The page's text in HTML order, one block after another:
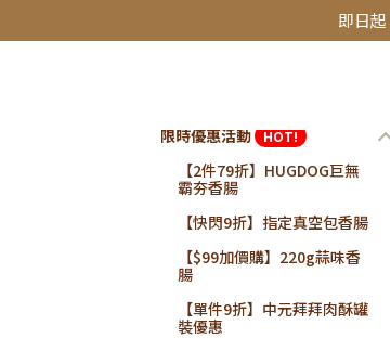
即日
限時優惠活動 HOT!
【2件79折】HUGDOG巨無
霸夯香腸
【快閃9折】指定真空包香腸
【$99加價購】220g蒜味香
腸
【單件9折】中元拜拜肉酥罐
裝優惠